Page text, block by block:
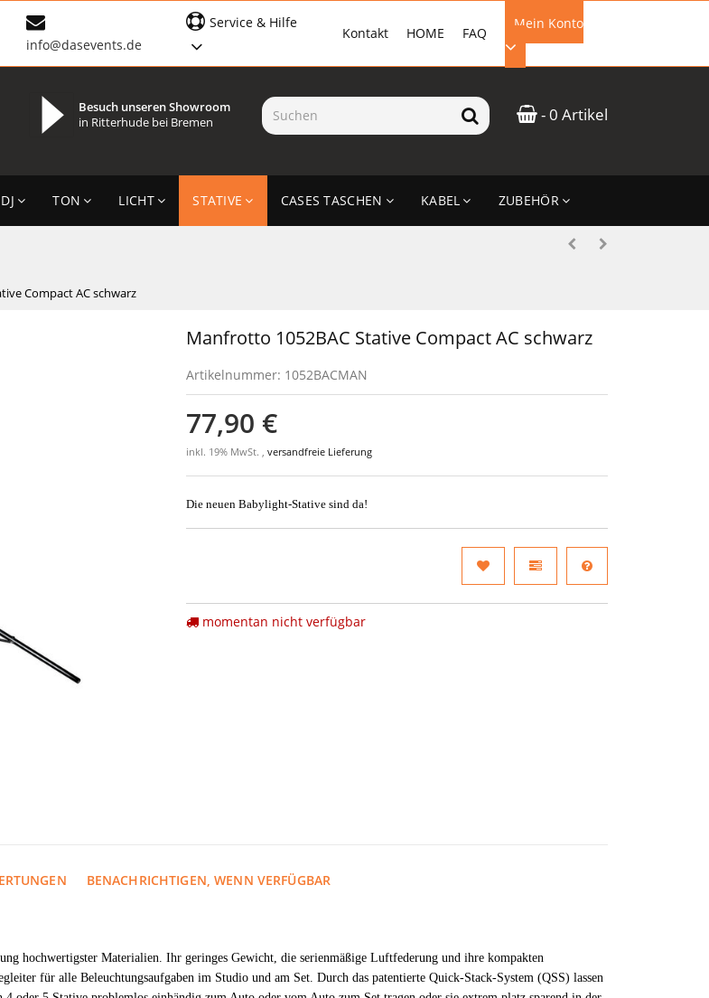
info@dasevents.de
Mein Konto
EMAIL-ADRESSE
ANMELDEN
FAQ
HOME
Kontakt
Service & Hilfe
- 0 Artikel
Besuch unseren Showroom
in Ritterhude bei Bremen
DJ TON LICHT STATIVE CASES TASCHEN KABEL ZUBEHÖR
Compact AC schwarz
Manfrotto 1052BAC Stative Compact AC schwarz
Artikelnummer: 1052BACMAN
77,90 €
inkl. 19% MwSt. ,versandfreie Lieferung
Die neuen Babylight-Stative sind da!
momentan nicht verfügbar
BENACHRICHTIGEN, WENN VERFÜGBAR
hochwertigster Materialien. Ihr geringes Gewicht, die serienmäßige Luftfederung und ihre kompakten
für alle Beleuchtungsaufgaben im Studio und am Set. Durch das patentierte Quick-Stack-System (QSS) lassen